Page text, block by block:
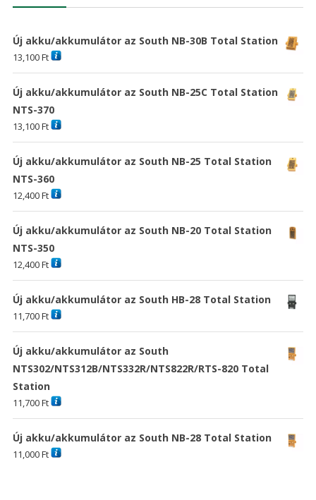
Új akku/akkumulátor az South NB-30B Total Station
13,100Ft
Új akku/akkumulátor az South NB-25C Total Station
NTS-370
13,100Ft
Új akku/akkumulátor az South NB-25 Total Station
NTS-360
12,400Ft
Új akku/akkumulátor az South NB-20 Total Station
NTS-350
12,400Ft
Új akku/akkumulátor az South HB-28 Total Station
11,700Ft
Új akku/akkumulátor az South
NTS302/NTS312B/NTS332R/NTS822R/RTS-820 Total
Station
11,700Ft
Új akku/akkumulátor az South NB-28 Total Station
11,000Ft